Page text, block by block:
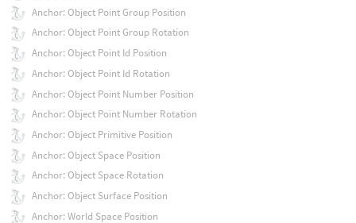
Anchor: Object Point Group Position
Anchor: Object Point Group Rotation
Anchor: Object Point Id Position
Anchor: Object Point Id Rotation
Anchor: Object Point Number Position
Anchor: Object Point Number Rotation
Anchor: Object Primitive Position
Anchor: Object Space Position
Anchor: Object Space Rotation
Anchor: Object Surface Position
Anchor: World Space Position